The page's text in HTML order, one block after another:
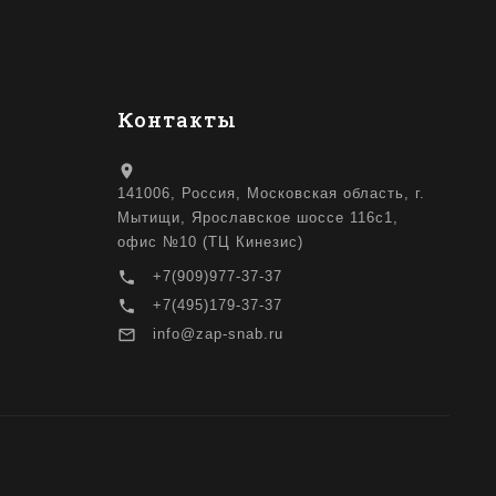
Контакты
location_on
141006, Россия, Московская область, г.
Мытищи, Ярославское шоссе 116с1,
офис №10 (ТЦ Кинезис)
local_phone +7(909)977-37-37
local_phone +7(495)179-37-37
mail_outline info@zap-snab.ru